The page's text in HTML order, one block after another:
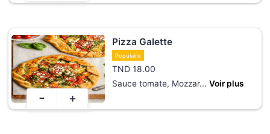
Pizza Galette
Populaire
TND 18.00
Sauce tomate, Mozzar... Voir plus
- +